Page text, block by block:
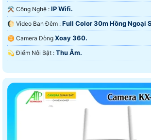
⚒ Công Nghệ : IP Wifi.
🌔 Video Ban Đêm : Full Color 30m Hồng Ngoại
♊ Camera Dòng Xoay 360.
️💫 Điểm Nỗi Bật : Thu Âm.